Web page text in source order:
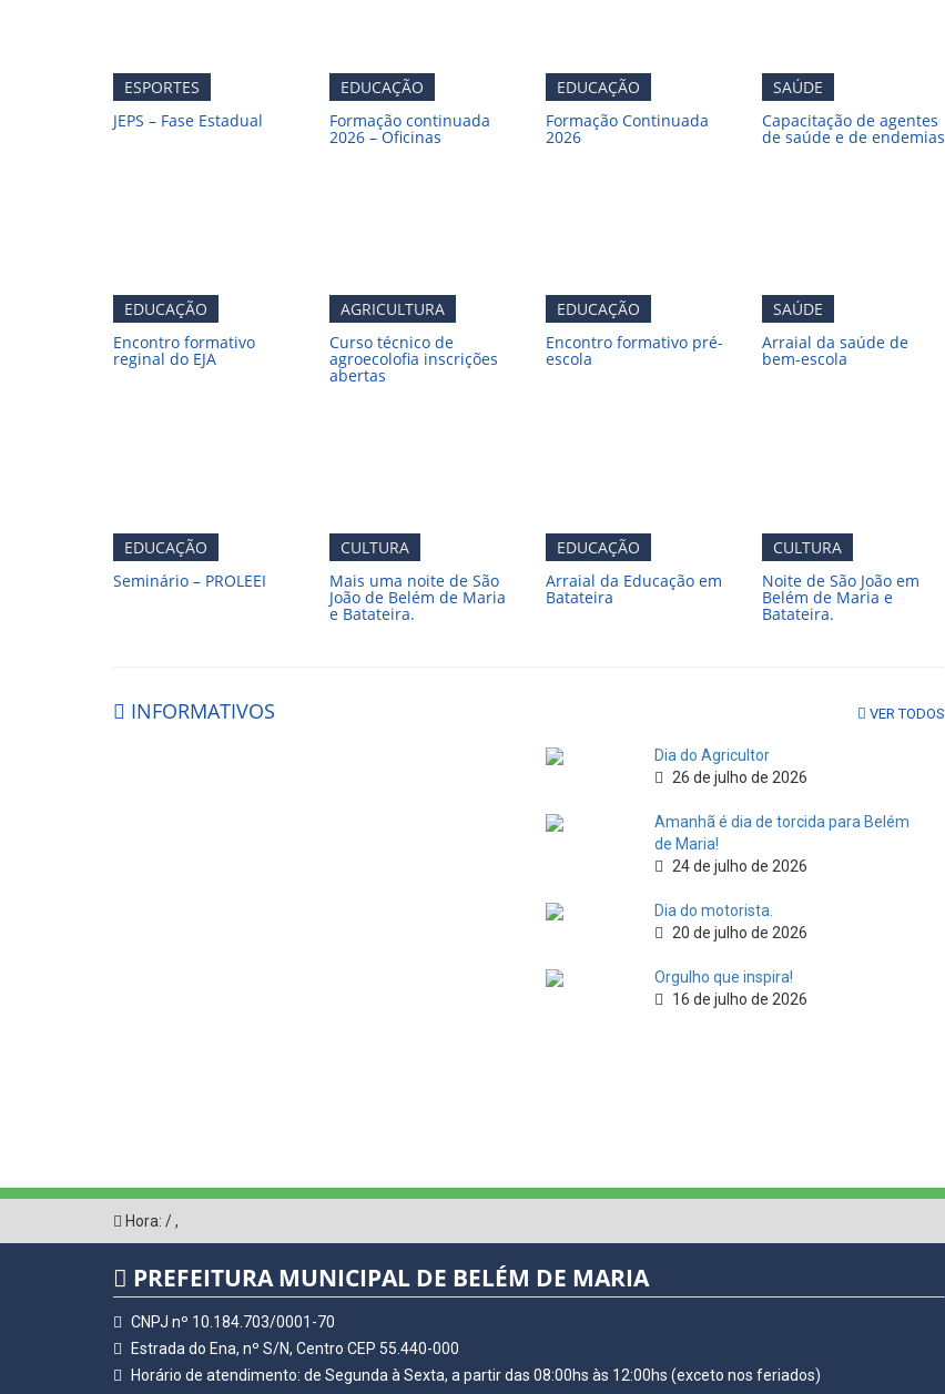
ESPORTES
JEPS – Fase Estadual
EDUCAÇÃO
Formação continuada
2026 – Oficinas
EDUCAÇÃO
Formação Continuada
2026
SAÚDE
Capacitação de agentes
de saúde e de endemias
EDUCAÇÃO
Encontro formativo
reginal do EJA
AGRICULTURA
Curso técnico de
agroecolofia inscrições
abertas
EDUCAÇÃO
Encontro formativo pré-
escola
SAÚDE
Arraial da saúde de
bem-escola
EDUCAÇÃO
Seminário – PROLEEI
CULTURA
Mais uma noite de São
João de Belém de Maria
e Batateira.
EDUCAÇÃO
Arraial da Educação em
Batateira
CULTURA
Noite de São João em
Belém de Maria e
Batateira.
INFORMATIVOS VER TODOS
Dia do Agricultor
26 de julho de 2026
Amanhã é dia de torcida para Belém
de Maria!
24 de julho de 2026
Dia do motorista.
20 de julho de 2026
Orgulho que inspira!
16 de julho de 2026
Hora: /,
PREFEITURA MUNICIPAL DE BELÉM DE MARIA
CNPJ nº 10.184.703/0001-70
Estrada do Ena, nº S/N, Centro CEP 55.440-000
Horário de atendimento: de Segunda à Sexta, a partir das 08:00hs às 12:00hs (exceto nos feriados)